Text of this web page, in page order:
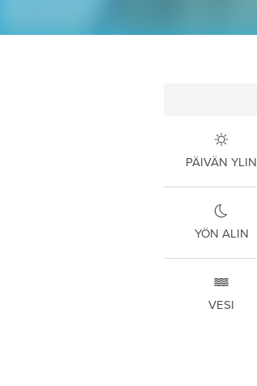
PÄIVÄN YLIN
YÖN ALIN
VESI